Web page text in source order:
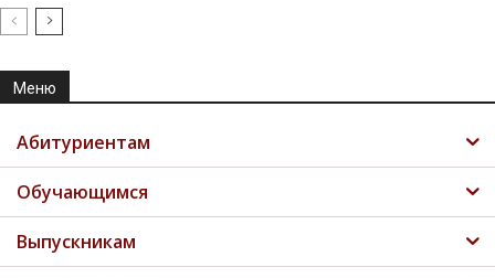
Меню
Абитуриентам
Обучающимся
Выпускникам